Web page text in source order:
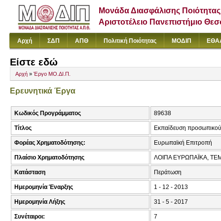
Μονάδα Διασφάλισης Ποιότητας
Αριστοτέλειο Πανεπιστήμιο
Αρχή ΣΔΠ ΑΠΘ Πολιτική Ποιότητας ΜΟΔΙΠ
Είστε εδώ
Αρχή » Έργο ΜΟ.ΔΙ.Π.
Ερευνητικά Έργα
Κωδικός Προγράμματος 89638
Τίτλος Εκπαίδευση προσωπικού
Φορέας Χρηματοδότησης: Ευρωπαϊκή Επιτροπή
Πλαίσιο Χρηματοδότησης ΛΟΙΠΑ ΕΥΡΩΠΑΪΚΑ,
Κατάσταση Περάτωση
Ημερομηνία Έναρξης 1 - 12 - 2013
Ημερομηνία Λήξης 31 - 5 - 2017
Συνέταιροι: 7